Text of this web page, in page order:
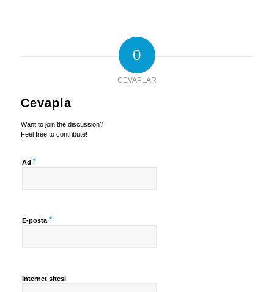
0
CEVAPLAR
Cevapla
Want to join the discussion?
Feel free to contribute!
Ad *
E-posta *
İnternet sitesi